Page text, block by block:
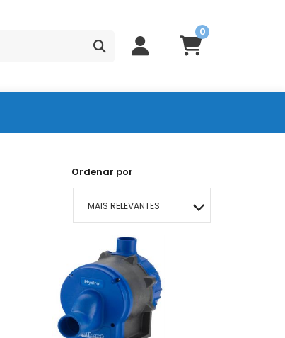
0
Ordenar por
MAIS RELEVANTES
MAIS VENDIDOS
MENOR PREÇO
MAIOR PREÇO